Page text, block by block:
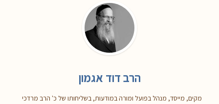
הרב דוד אגמון
מקים, מייסד, מנהל בפועל ומורה במודעות, בשליחותו של כ' הרב מרדכי